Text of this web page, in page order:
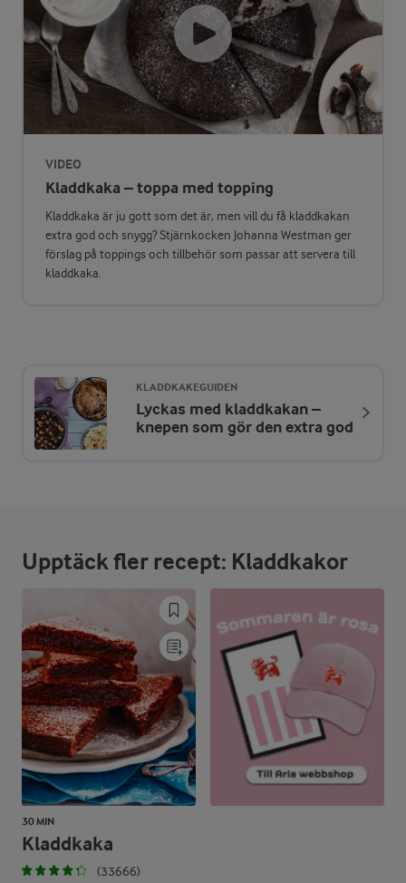
ENERGIDISTRIBUTION %
NÄRINGSVÄRDEN PER BIT
Fiber:
-
1,5 g
Protein:
5,4 %
3,3 g
Fett:
44,3 %
12,4 g
VIDEO
Kladdkaka – toppa med topping
Kladdkaka är ju gott som det är, men vill du få kladdkakan
extra god och snygg? Stjärnkocken Johanna Westman ger
förslag på toppings och tillbehör som passar att servera till
kladdkaka.
KLADDKAKEGUIDEN
Lyckas med kladdkakan –
knepen som gör den extra god
Upptäck fler recept: Kladdkakor
30 MIN
Kladdkaka
(33666)